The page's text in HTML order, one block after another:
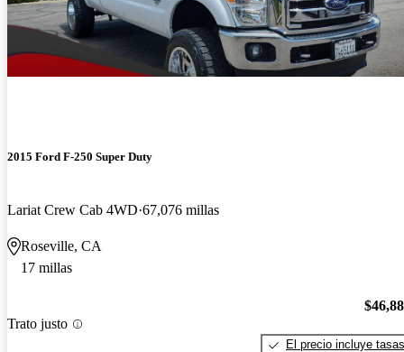
2015 Ford F-250 Super Duty
Lariat Crew Cab 4WD 67,076 millas
Roseville, CA
17 millas
Trato justo
El precio incluye tasas